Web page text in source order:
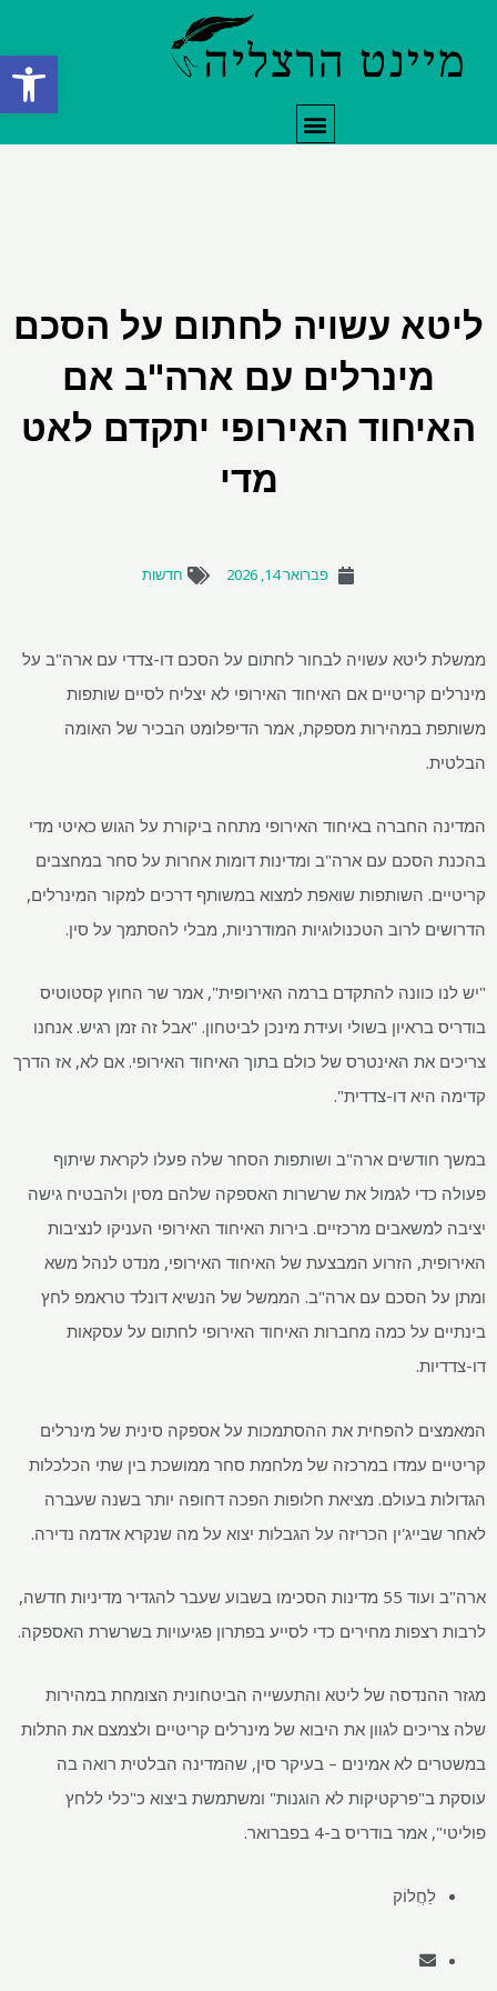
פתח
תפריט
ליטא עשויה לחתום על הסכם
מינרלים עם ארה"ב אם
האיחוד האירופי יתקדם לאט
מדי
פברואר 14, 2026 חדשות
ממשלת ליטא עשויה לבחור לחתום על הסכם דו-צדדי עם ארה"ב על
מינרלים קריטיים אם האיחוד האירופי לא יצליח לסיים שותפות
משותפת במהירות מספקת, אמר הדיפלומט הבכיר של האומה
הבלטית.
המדינה החברה באיחוד האירופי מתחה ביקורת על הגוש כאיטי מדי
בהכנת הסכם עם ארה"ב ומדינות דומות אחרות על סחר במחצבים
קריטיים. השותפות שואפת למצוא במשותף דרכים למקור המינרלים,
הדרושים לרוב הטכנולוגיות המודרניות, מבלי להסתמך על סין.
"יש לנו כוונה להתקדם ברמה האירופית", אמר שר החוץ קסטוטיס
בודריס בראיון בשולי ועידת מינכן לביטחון. "אבל זה זמן רגיש. אנחנו
צריכים את האינטרס של כולם בתוך האיחוד האירופי. אם לא, אז הדרך
קדימה היא דו-צדדית".
במשך חודשים ארה"ב ושותפות הסחר שלה פעלו לקראת שיתוף
פעולה כדי לגמול את שרשרות האספקה ​​שלהם מסין ולהבטיח גישה
יציבה למשאבים מרכזיים. בירות האיחוד האירופי העניקו לנציבות
האירופית, הזרוע המבצעת של האיחוד האירופי, מנדט לנהל משא
ומתן על הסכם עם ארה"ב. הממשל של הנשיא דונלד טראמפ לחץ
בינתיים על כמה מחברות האיחוד האירופי לחתום על עסקאות
דו-צדדיות.
המאמצים להפחית את ההסתמכות על אספקה ​​סינית של מינרלים
קריטיים עמדו במרכזה של מלחמת סחר ממושכת בין שתי הכלכלות
הגדולות בעולם. מציאת חלופות הפכה דחופה יותר בשנה שעברה
לאחר שבייג'ין הכריזה על הגבלות יצוא על מה שנקרא אדמה נדירה.
ארה"ב ועוד 55 מדינות הסכימו בשבוע שעבר להגדיר מדיניות חדשה,
לרבות רצפות מחירים כדי לסייע בפתרון פגיעויות בשרשרת האספקה.
מגזר ההנדסה של ליטא והתעשייה הביטחונית הצומחת במהירות
שלה צריכים לגוון את היבוא של מינרלים קריטיים ולצמצם את התלות
במשטרים לא אמינים – בעיקר סין, שהמדינה הבלטית רואה בה
עוסקת ב"פרקטיקות לא הוגנות" ומשתמשת ביצוא כ"כלי ללחץ
פוליטי", אמר בודריס ב-4 בפברואר.
לַחֲלוֹק